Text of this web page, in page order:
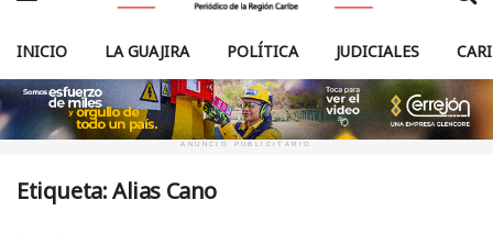
INICIO LA GUAJIRA POLÍTICA JUDICIALES
ANUNCIO PUBLICITARIO
Etiqueta:Alias Cano